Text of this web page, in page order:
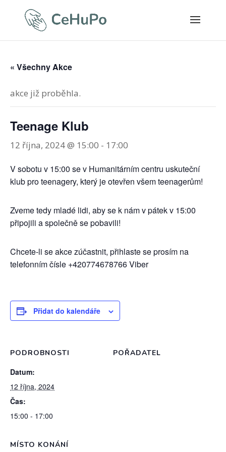
« Všechny Akce
akce již proběhla.
Teenage Klub
12 října, 2024 @ 15:00 - 17:00
V sobotu v 15:00 se v Humanitárním centru uskuteční
klub pro teenagery, který je otevřen všem teenagerům!
Zveme tedy mladé lidi, aby se k nám v pátek v 15:00
připojili a společně se pobavili!
Chcete-li se akce zúčastnit, přihlaste se prosím na
telefonním čísle +420774678766 Viber
Přidat do kalendáře
PODROBNOSTI
Datum:
12 října, 2024
Čas:
15:00 - 17:00
POŘADATEL
MÍSTO KONÁNÍ